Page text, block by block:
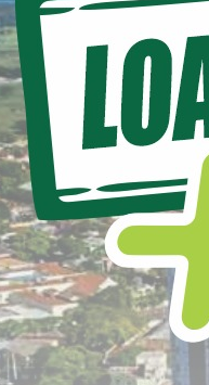
DE
DESTA
DE